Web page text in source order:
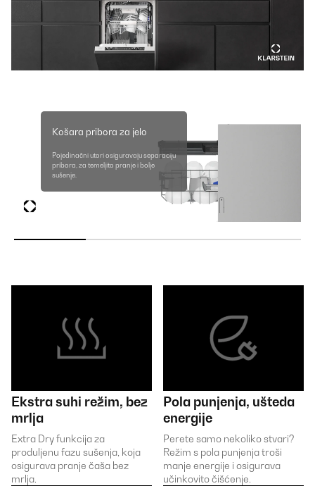
Košara pribora za jelo
Pojedinačni utori osiguravaju separaciju
pribora, za temeljito pranje i bolje
sušenje.
Ekstra suhi režim, bez
mrlja
Extra Dry funkcija za
produljenu fazu sušenja, koja
osigurava pranje čaša bez
mrlja.
Pola punjenja, ušteda
energije
Perete samo nekoliko stvari?
Režim s pola punjenja troši
manje energije i osigurava
učinkovito čišćenje.